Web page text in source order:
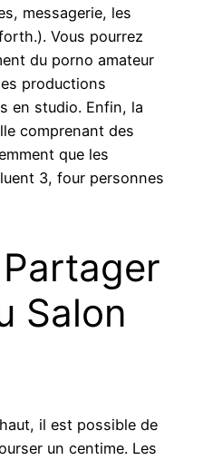
messagerie, les
Vous pourrez
du porno amateur
productions
en studio. Enfin, la
comprenant des
que les
3, four personnes
Salon
il est possible de
un centime. Les